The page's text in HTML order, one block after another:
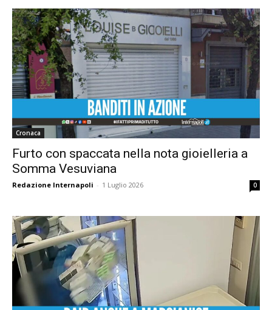
Cronaca
Furto con spaccata nella nota gioielleria a
Somma Vesuviana
Redazione Internapoli - 1 Luglio 2026 0